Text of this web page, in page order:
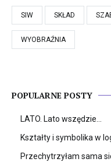
SIW SKŁAD
WYOBRAŹNIA
POPULARNE POSTY
LATO. Lato wszędzie…
Kształty i symbolika w
Przechytrzyłam sama